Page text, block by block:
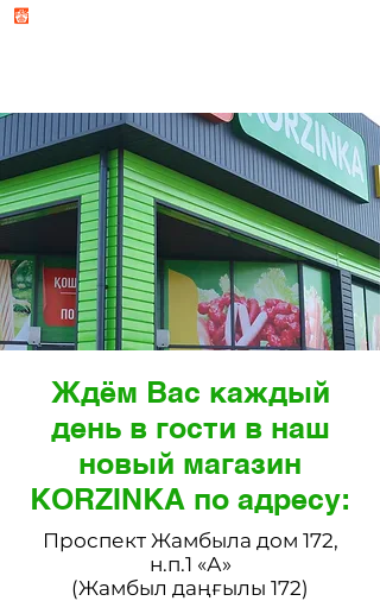
Ждём Вас каждый
день в гости в наш
новый магазин
KORZINKA по адресу:
Проспект Жамбыла дом 172,
н.п.1 «А»
(Жамбыл даңғылы 172)